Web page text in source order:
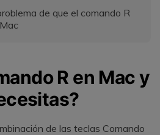
de que el comando R
R en Mac y
de las teclas Comando